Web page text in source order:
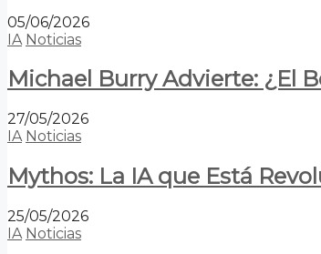
05/06/2026
IA Noticias
Michael Burry Advierte: ¿El
27/05/2026
IA Noticias
Mythos: La IA que Está
25/05/2026
IA Noticias